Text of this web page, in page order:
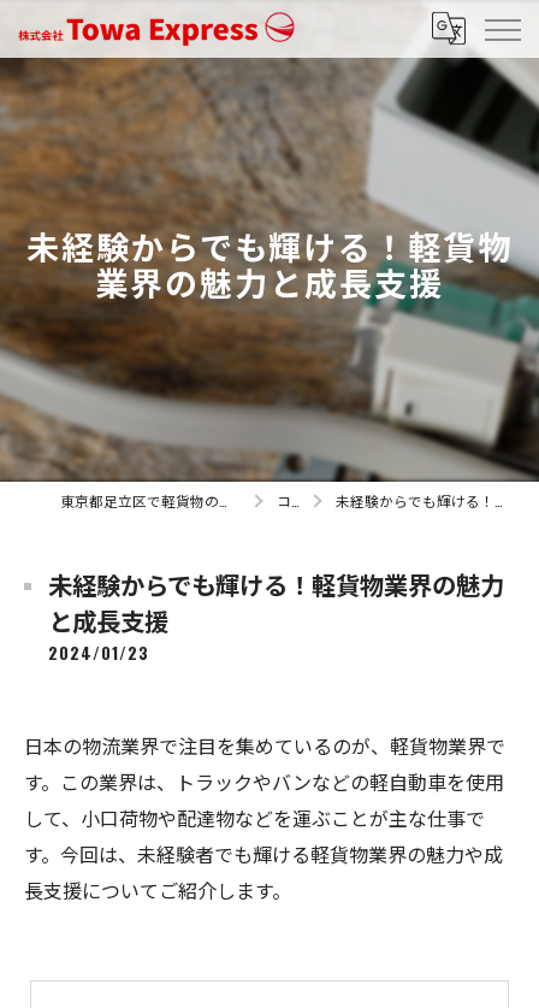
未経験からでも輝ける！軽貨物
業界の魅力と成長支援
コラム 未経験からでも輝ける！軽貨物業界の魅力と成長支援
未経験からでも輝ける！軽貨物業界の魅力
と成長支援
2024/01/23
日本の物流業界で注目を集めているのが、軽貨物業界で
す。この業界は、トラックやバンなどの軽自動車を使用
して、小口荷物や配達物などを運ぶことが主な仕事で
す。今回は、未経験者でも輝ける軽貨物業界の魅力や成
長支援についてご紹介します。